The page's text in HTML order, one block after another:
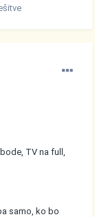
TV na full,
samo, ko bo